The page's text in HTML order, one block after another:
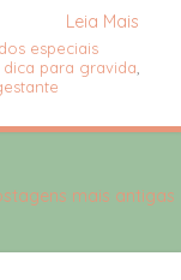
Leia Mais
especiais
dica para gravida
mais antigas